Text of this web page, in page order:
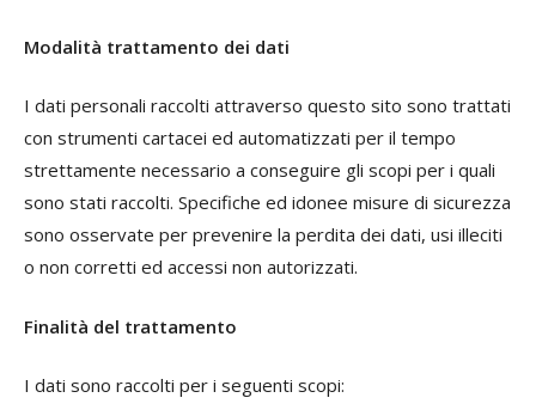
Modalità trattamento dei dati
I dati personali raccolti attraverso questo sito sono trattati
con strumenti cartacei ed automatizzati per il tempo
strettamente necessario a conseguire gli scopi per i quali
sono stati raccolti. Specifiche ed idonee misure di sicurezza
sono osservate per prevenire la perdita dei dati, usi illeciti
o non corretti ed accessi non autorizzati.
Finalità del trattamento
I dati sono raccolti per i seguenti scopi: